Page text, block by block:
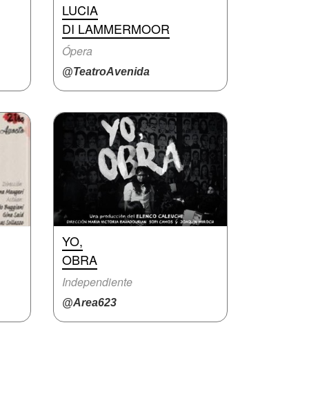
LUCIA
DI LAMMERMOOR
Ópera
@TeatroAvenida
YO,
OBRA
Independiente
@Area623